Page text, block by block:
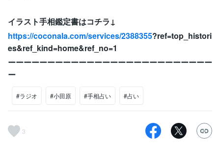
イラスト手相鑑定書はコチラ↓
https://coconala.com/services/2388355?ref=top_histori
es&ref_kind=home&ref_no=1
ーーーーーーーーーーーーーーーーーーーーーーーーーー
ー
#ラジオ #小田原 #手相占い #占い
3